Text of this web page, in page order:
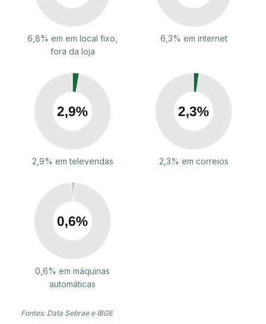
6,8% em em local fixo,
fora da loja
6,3% em internet
2,9% em televendas 2,3% em correios
0,6% em máquinas
automáticas
Fontes: Data Sebrae e IBGE